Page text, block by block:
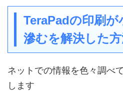
TeraPadの印刷
滲むを解決した
ネットでの情報を色々調べ
します